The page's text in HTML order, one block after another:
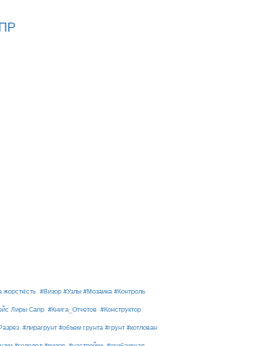
#Визор #Узлы #Мозаика #Контроль
Лиры Сапр #Книга_Отчетов #Конструктор
#лирагрунт #объем грунта #грунт #котлован